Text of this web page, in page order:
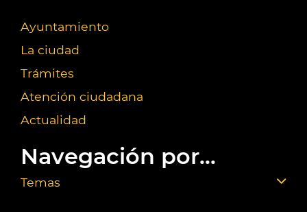
Ayuntamiento
La ciudad
Trámites
Atención ciudadana
Actualidad
Navegación por...
Temas